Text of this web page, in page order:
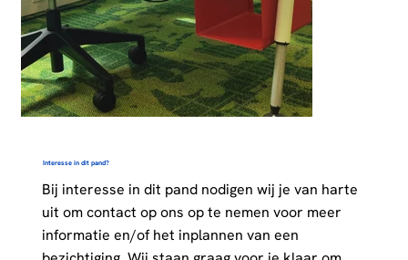
Interesse in dit pand?
Bij interesse in dit pand nodigen wij je van harte
uit om contact op ons op te nemen voor meer
informatie en/of het inplannen van een